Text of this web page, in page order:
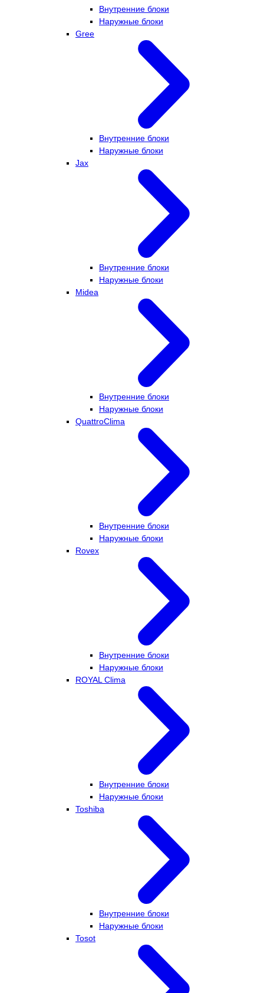
Внутренние блоки
Наружные блоки
Gree
Внутренние блоки
Наружные блоки
Jax
Внутренние блоки
Наружные блоки
Midea
Внутренние блоки
Наружные блоки
QuattroClima
Внутренние блоки
Наружные блоки
Rovex
Внутренние блоки
Наружные блоки
ROYAL Clima
Внутренние блоки
Наружные блоки
Toshiba
Внутренние блоки
Наружные блоки
Tosot